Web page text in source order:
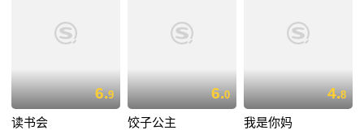
6.9
读书会
6.0
饺子公主
4.8
我是你妈